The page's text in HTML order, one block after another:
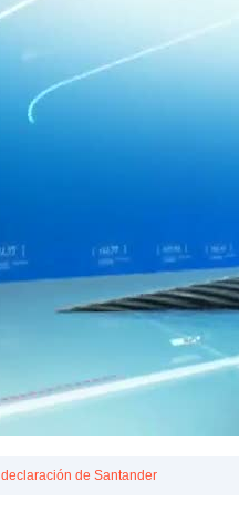
declaración de Santander